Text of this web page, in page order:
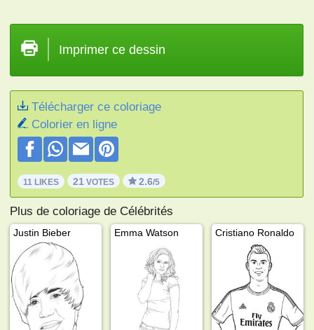
Imprimer ce dessin
Télécharger ce coloriage
Colorier en ligne
11 LIKES 21 VOTES 2.6/5
Plus de coloriage de Célébrités
Justin Bieber Emma Watson Cristiano Ronaldo